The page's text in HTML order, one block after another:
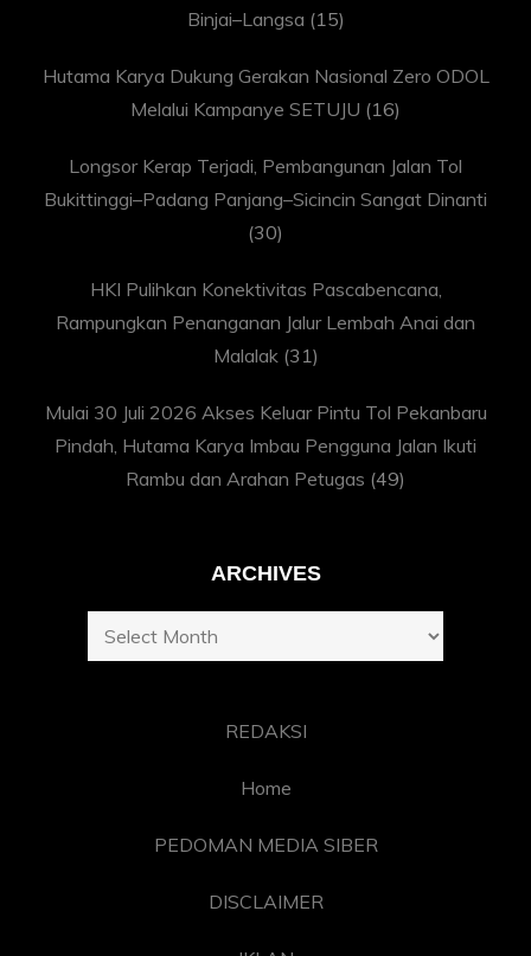
Binjai–Langsa (15)
Hutama Karya Dukung Gerakan Nasional Zero ODOL
Melalui Kampanye SETUJU (16)
Longsor Kerap Terjadi, Pembangunan Jalan Tol
Bukittinggi–Padang Panjang–Sicincin Sangat Dinanti
(30)
HKI Pulihkan Konektivitas Pascabencana,
Rampungkan Penanganan Jalur Lembah Anai dan
Malalak (31)
Mulai 30 Juli 2026 Akses Keluar Pintu Tol Pekanbaru
Pindah, Hutama Karya Imbau Pengguna Jalan Ikuti
Rambu dan Arahan Petugas (49)
ARCHIVES
Archives
REDAKSI
Home
PEDOMAN MEDIA SIBER
DISCLAIMER